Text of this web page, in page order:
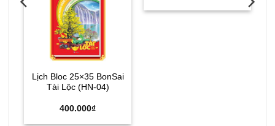
Lịch Bloc 25×35 BonSai
Tài Lộc (HN-04)
400.000₫